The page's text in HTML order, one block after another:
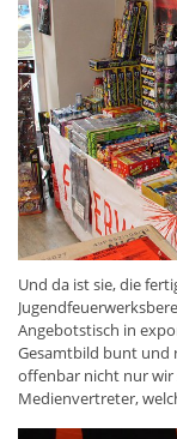
Und da ist sie, die
Angebotstisch in
Gesamtbild bunt und
offenbar nicht nur wir
Medienvertreter,